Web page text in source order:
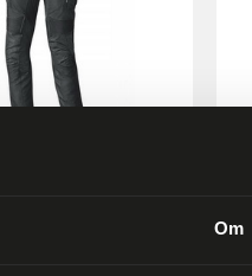
Om
MC-byxa